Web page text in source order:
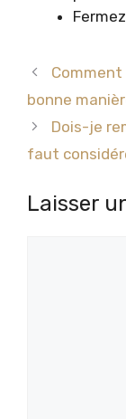
bonne
Dois-je
faut
Laisser